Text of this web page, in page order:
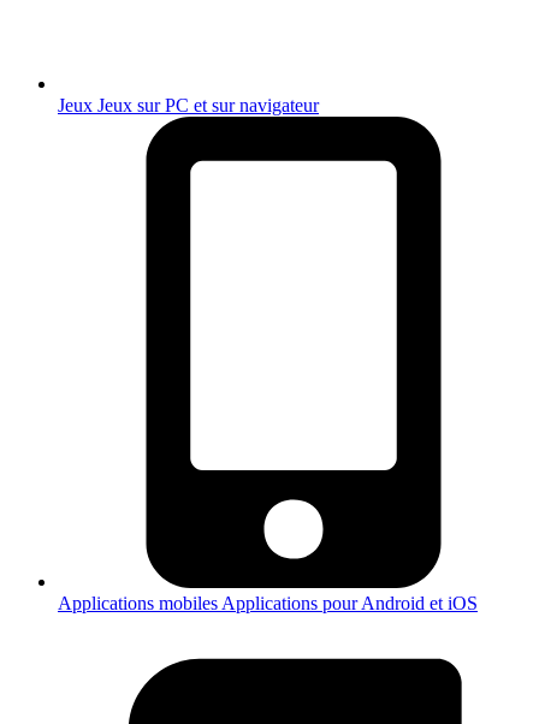
Jeux Jeux sur PC et sur navigateur
Applications mobiles Applications pour Android et iOS